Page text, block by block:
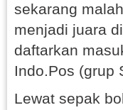
sekarang
menjadi juara
daftarkan
Indo.Pos (grup
Lewat sepak